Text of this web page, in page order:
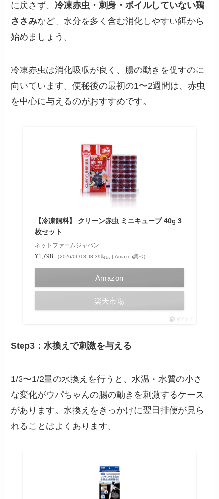
に戻さず、冷凍赤虫・刺身・ボイルしていない鶏
ささみなど、水分を多く含む消化しやすい餌から
始めましょう。
冷凍赤虫は消化吸収が良く、腸の動きを促すのに
向いています。便秘後の最初の1〜2週間は、赤虫
を中心に与えるのがおすすめです。
【冷凍飼料】 クリーン赤虫 ミニキューブ 40g 3
枚セット
ネットファームジャパン
¥1,798
（2026/06/18 08:39時点 | Amazon調べ）
Amazon
楽天市場
ポチップ
Step3：水換えで刺激を与える
1/3〜1/2量の水換えを行うと、水温・水質の小さ
な変化がウパちゃんの腸の動きを刺激するケース
があります。水換えをきっかけに翌日排便が見ら
れることはよくあります。